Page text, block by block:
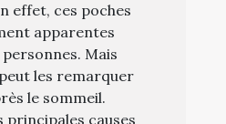
effet, ces poches
apparentes
Mais
les remarquer
le sommeil.
principales causes